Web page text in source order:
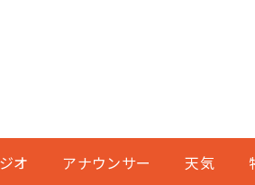
オ アナウンサー 天気